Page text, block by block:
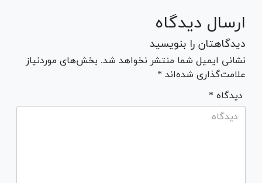
ارسال دیدگاه
دیدگاهتان را بنویسید
نشانی ایمیل شما منتشر نخواهد شد. بخش‌های موردنیاز
علامت‌گذاری شده‌اند *
* دیدگاه